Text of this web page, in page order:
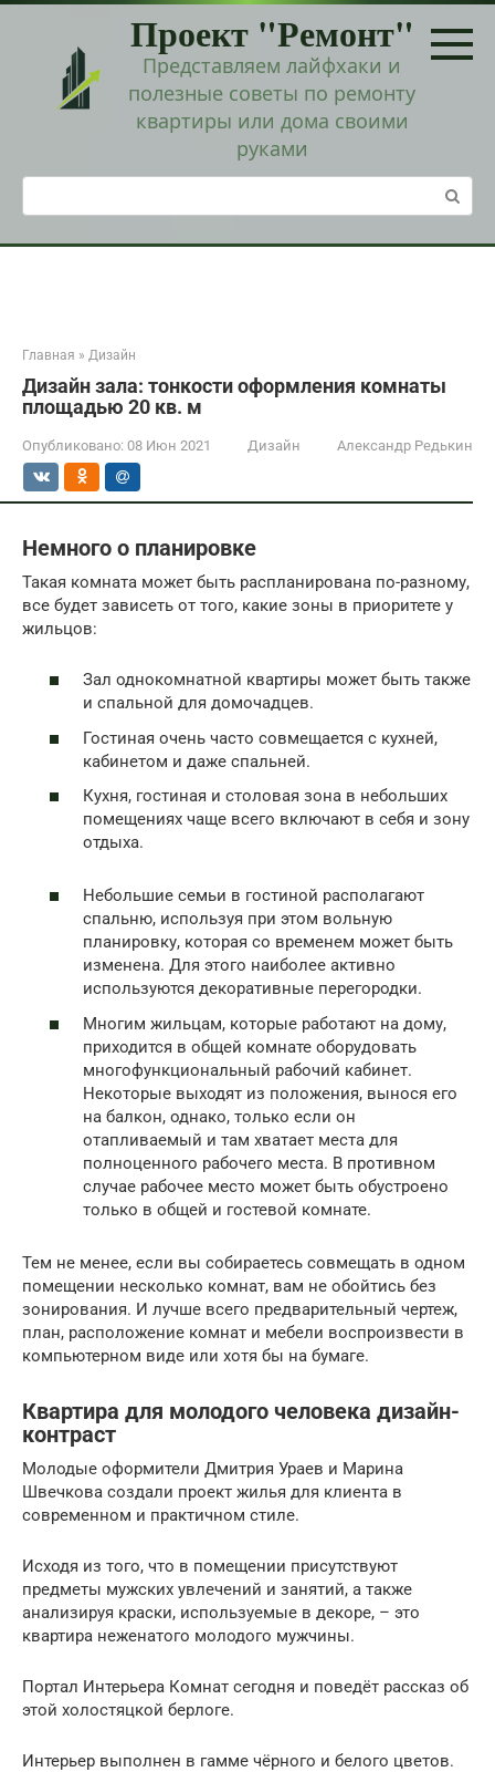
Перейти
Проект "Ремонт"
Представляем лайфхаки и
полезные советы по ремонту
квартиры или дома своими
руками
Поиск:
Главная » Дизайн
Дизайн зала: тонкости оформления комнаты
площадью 20 кв. м
Опубликовано: 08 Июн 2021 Дизайн Александр Редькин
Немного о планировке
Такая комната может быть распланирована по-разному,
все будет зависеть от того, какие зоны в приоритете у
жильцов:
Зал однокомнатной квартиры может быть также
и спальной для домочадцев.
Гостиная очень часто совмещается с кухней,
кабинетом и даже спальней.
Кухня, гостиная и столовая зона в небольших
помещениях чаще всего включают в себя и зону
отдыха.
Небольшие семьи в гостиной располагают
спальню, используя при этом вольную
планировку, которая со временем может быть
изменена. Для этого наиболее активно
используются декоративные перегородки.
Многим жильцам, которые работают на дому,
приходится в общей комнате оборудовать
многофункциональный рабочий кабинет.
Некоторые выходят из положения, вынося его
на балкон, однако, только если он
отапливаемый и там хватает места для
полноценного рабочего места. В противном
случае рабочее место может быть обустроено
только в общей и гостевой комнате.
Тем не менее, если вы собираетесь совмещать в одном
помещении несколько комнат, вам не обойтись без
зонирования. И лучше всего предварительный чертеж,
план, расположение комнат и мебели воспроизвести в
компьютерном виде или хотя бы на бумаге.
Квартира для молодого человека дизайн-
контраст
Молодые оформители Дмитрия Ураев и Марина
Швечкова создали проект жилья для клиента в
современном и практичном стиле.
Исходя из того, что в помещении присутствуют
предметы мужских увлечений и занятий, а также
анализируя краски, используемые в декоре, – это
квартира неженатого молодого мужчины.
Портал Интерьера Комнат сегодня и поведёт рассказ об
этой холостяцкой берлоге.
Интерьер выполнен в гамме чёрного и белого цветов.